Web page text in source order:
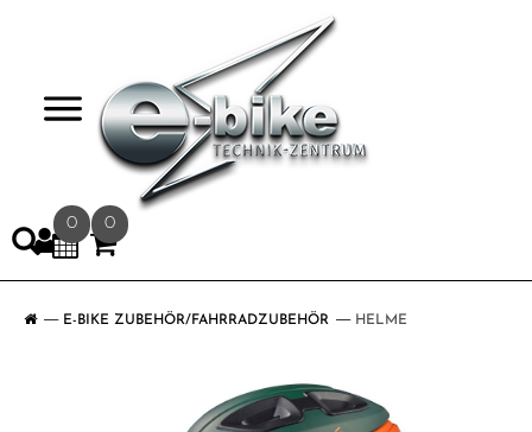
0 0
E-BIKE ZUBEHÖR/FAHRRADZUBEHÖR HELME